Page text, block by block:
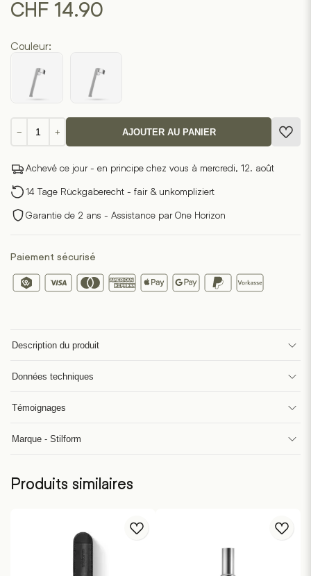
CHF 14.90
Couleur:
−
de
plume
à
+ AJOUTER AU PANIER
Achevé ce jour - en principe chez vous à mercredi, 12. août
14 Tage Rückgaberecht - fair & unkompliziert
Garantie de 2 ans - Assistance par One Horizon
Paiement sécurisé
Description du produit
Données techniques
Témoignages
Marque - Stilform
Produits similaires